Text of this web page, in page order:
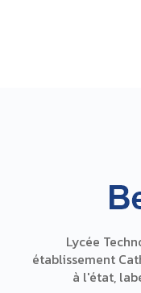
Lycée
établissement
à l'état,